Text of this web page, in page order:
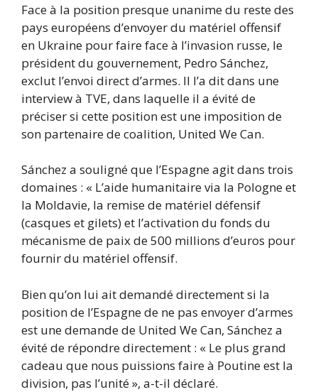
Face à la position presque unanime du reste des
pays européens d’envoyer du matériel offensif
en Ukraine pour faire face à l’invasion russe, le
président du gouvernement, Pedro Sánchez,
exclut l’envoi direct d’armes. Il l’a dit dans une
interview à TVE, dans laquelle il a évité de
préciser si cette position est une imposition de
son partenaire de coalition, United We Can.
Sánchez a souligné que l’Espagne agit dans trois
domaines : « L’aide humanitaire via la Pologne et
la Moldavie, la remise de matériel défensif
(casques et gilets) et l’activation du fonds du
mécanisme de paix de 500 millions d’euros pour
fournir du matériel offensif.
Bien qu’on lui ait demandé directement si la
position de l’Espagne de ne pas envoyer d’armes
est une demande de United We Can, Sánchez a
évité de répondre directement : « Le plus grand
cadeau que nous puissions faire à Poutine est la
division, pas l’unité », a-t-il déclaré.